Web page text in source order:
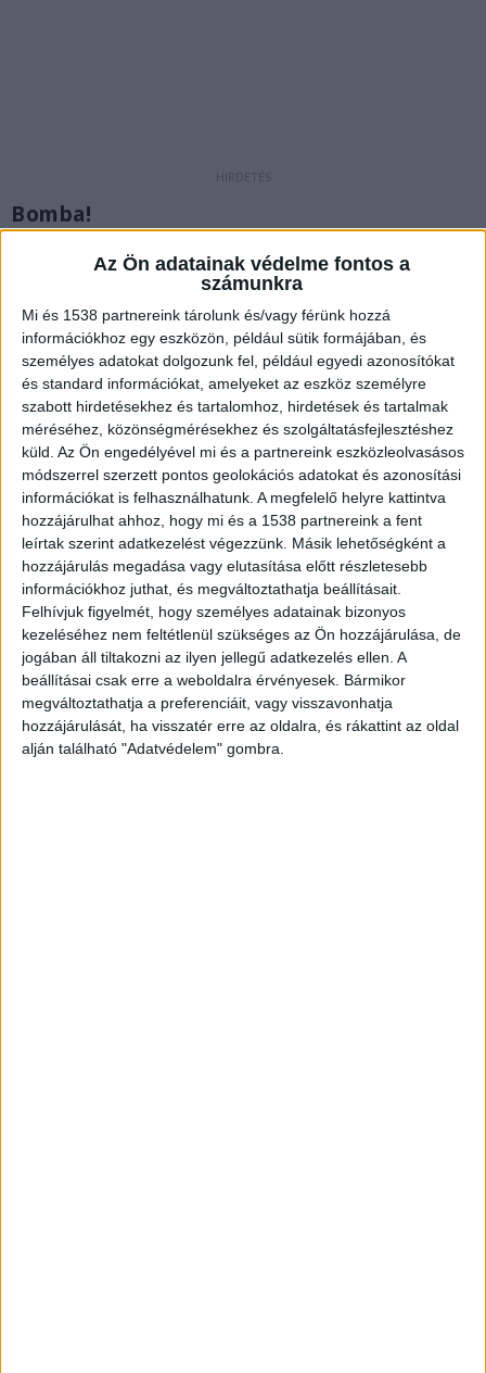
Az Ön adatainak védelme fontos a
számunkra
Mi és 1538 partnereink tárolunk és/vagy férünk hozzá
információkhoz egy eszközön, például sütik formájában, és
személyes adatokat dolgozunk fel, például egyedi azonosítókat
és standard információkat, amelyeket az eszköz személyre
szabott hirdetésekhez és tartalomhoz, hirdetések és tartalmak
méréséhez, közönségmérésekhez és szolgáltatásfejlesztéshez
küld. Az Ön engedélyével mi és a partnereink eszközleolvasásos
módszerrel szerzett pontos geolokációs adatokat és azonosítási
információkat is felhasználhatunk. A megfelelő helyre kattintva
hozzájárulhat ahhoz, hogy mi és a 1538 partnereink a fent
leírtak szerint adatkezelést végezzünk. Másik lehetőségként a
hozzájárulás megadása vagy elutasítása előtt részletesebb
információkhoz juthat, és megváltoztathatja beállításait.
Felhívjuk figyelmét, hogy személyes adatainak bizonyos
kezeléséhez nem feltétlenül szükséges az Ön hozzájárulása, de
jogában áll tiltakozni az ilyen jellegű adatkezelés ellen. A
beállításai csak erre a weboldalra érvényesek. Bármikor
megváltoztathatja a preferenciáit, vagy visszavonhatja
hozzájárulását, ha visszatér erre az oldalra, és rákattint az oldal
alján található "Adatvédelem" gombra.
Bomba!
Világháborús betonromboló bombát találtak
földmunkák közben a 12. kerületi Kiss János
altábornagy utca 29. számú társasházi
ingatlanon. Szerencsére nem történt baj, a
helyszínre érkező tűzszerészek a szerkezetet a
helyén biztonságba helyezték és gondoskodtak a
terület őrzéséről.A BudaPestkörnyéke.hu
legfrissebb híreit ide kattintva éred el!